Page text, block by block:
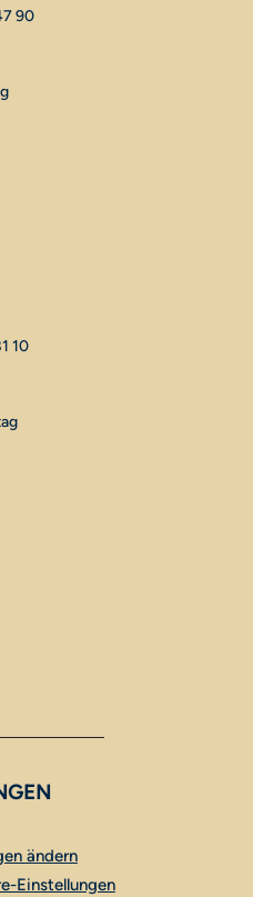
90
10
ändern
Einstellungen